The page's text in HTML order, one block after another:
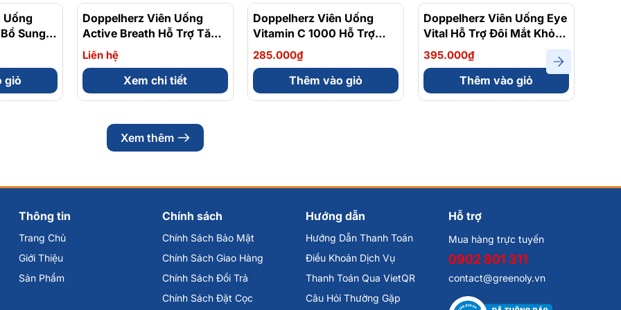
không có tác dụng thay thế thuốc chữa bệnh. Hiệu quả sử
sử dụng trên nhãn và tham khảo ý kiến bác sĩ trước khi dùng.
Uống
Sung
Sức Đề
giỏ
Doppelherz Viên Uống
Active Breath Hỗ Trợ Tăng
Cường Chức Năng Phổi
Hộp 30 Viên
Liên hệ
Xem chi tiết
Doppelherz Viên Uống
Vitamin C 1000 Hỗ Trợ
Tăng Cường Sức Đề Kháng
Hộp 30 Viên
285.000₫
Thêm vào giỏ
Doppelherz Viên Uống Eye
Vital Hỗ Trợ Đôi Mắt Khỏe
Mạnh Hộp 30 Viên
395.000₫
Thêm vào giỏ
Xem thêm
Thông tin
Trang Chủ
Giới Thiệu
Sản Phẩm
Chính sách
Chính Sách Bảo Mật
Chính Sách Giao Hàng
Chính Sách Đổi Trả
Chính Sách Đặt Cọc
Hướng dẫn
Hướng Dẫn Thanh Toán
Điều Khoản Dịch Vụ
Thanh Toán Qua VietQR
Câu Hỏi Thường Gặp
Hỗ trợ
Mua hàng trực tuyến
0902 801 311
contact@greenoly.vn